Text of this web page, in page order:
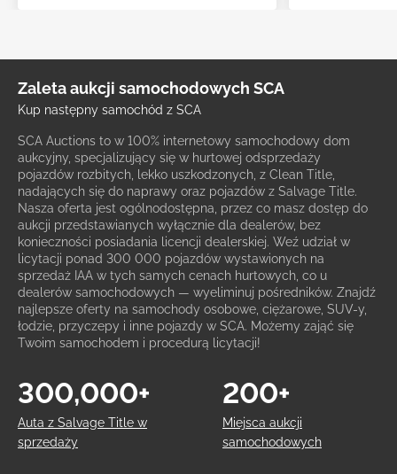
Zaleta aukcji samochodowych SCA
Kup następny samochód z SCA
SCA Auctions to w 100% internetowy samochodowy dom
aukcyjny, specjalizujący się w hurtowej odsprzedaży
pojazdów rozbitych, lekko uszkodzonych, z Clean Title,
nadających się do naprawy oraz pojazdów z Salvage Title.
Nasza oferta jest ogólnodostępna, przez co masz dostęp do
aukcji przedstawianych wyłącznie dla dealerów, bez
konieczności posiadania licencji dealerskiej. Weź udział w
licytacji ponad 300 000 pojazdów wystawionych na
sprzedaż IAA w tych samych cenach hurtowych, co u
dealerów samochodowych — wyeliminuj pośredników. Znajdź
najlepsze oferty na samochody osobowe, ciężarowe, SUV-y,
łodzie, przyczepy i inne pojazdy w SCA. Możemy zająć się
Twoim samochodem i procedurą licytacji!
Auta z Salvage Title w
sprzedaży
300,000+
Miejsca aukcji
samochodowych
200+